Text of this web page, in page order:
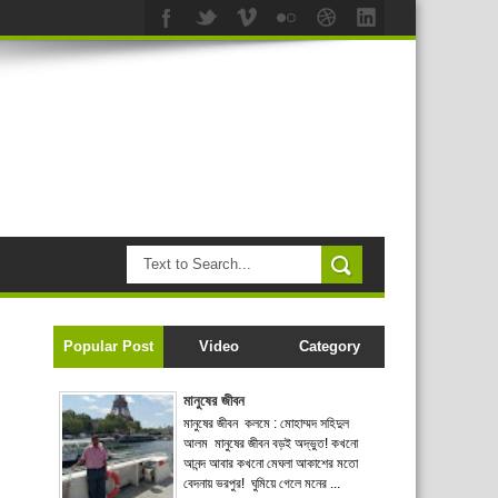
Popular Post Video Category
মানুষের জীবন
মানুষের জীবন কলমে : মোহাম্মদ সহিদুল
আলম মানুষের জীবন বড়ই অদ্ভুত! কখনো
আনন্দ আবার কখনো মেঘলা আকাশের মতো
বেদনায় ভরপুর! ঘুমিয়ে গেলে মনের ...